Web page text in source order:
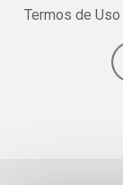
Termos de Uso